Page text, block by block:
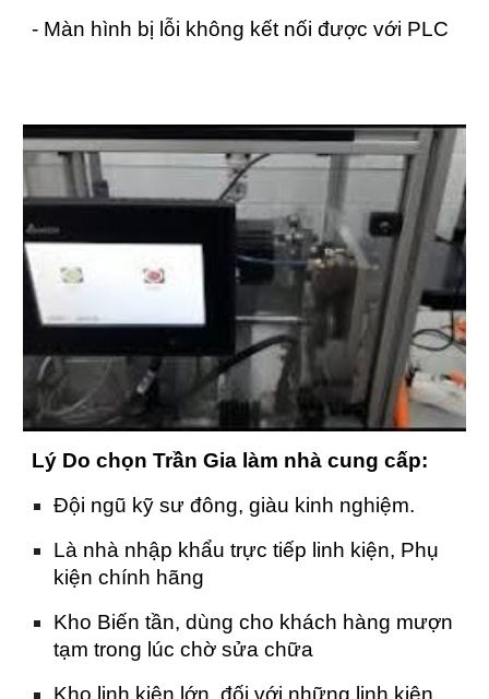
- Màn hình bị lỗi không kết nối được với PLC
Lý Do chọn Trần Gia làm nhà cung cấp:
Đội ngũ kỹ sư đông, giàu kinh nghiệm.
Là nhà nhập khẩu trực tiếp linh kiện, Phụ
kiện chính hãng
Kho Biến tần, dùng cho khách hàng mượn
tạm trong lúc chờ sửa chữa
Kho linh kiện lớn, đối với những linh kiện